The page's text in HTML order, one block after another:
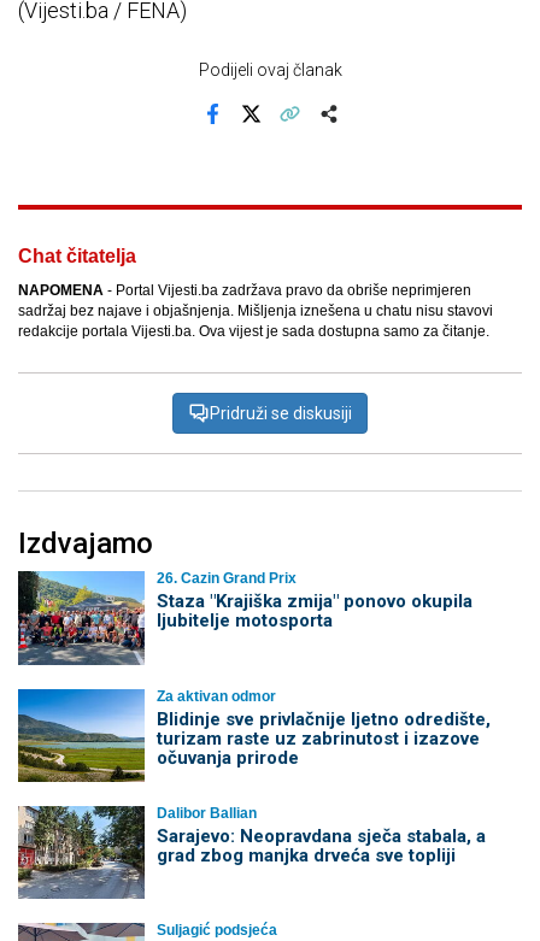
(Vijesti.ba / FENA)
Podijeli ovaj članak
Chat čitatelja
NAPOMENA - Portal Vijesti.ba zadržava pravo da obriše neprimjeren
sadržaj bez najave i objašnjenja. Mišljenja iznešena u chatu nisu stavovi
redakcije portala Vijesti.ba. Ova vijest je sada dostupna samo za čitanje.
Pridruži se diskusiji
Izdvajamo
26. Cazin Grand Prix
Staza "Krajiška zmija" ponovo okupila
ljubitelje motosporta
Za aktivan odmor
Blidinje sve privlačnije ljetno odredište,
turizam raste uz zabrinutost i izazove
očuvanja prirode
Dalibor Ballian
Sarajevo: Neopravdana sječa stabala, a
grad zbog manjka drveća sve topliji
Suljagić podsjeća